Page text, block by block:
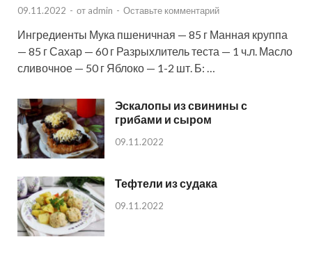
09.11.2022 - от admin - Оставьте комментарий
Ингредиенты Мука пшеничная — 85 г Манная круппа
— 85 г Сахар — 60 г Разрыхлитель теста — 1 ч.л. Масло
сливочное — 50 г Яблоко — 1-2 шт. Б: …
Эскалопы из свинины с
грибами и сыром
09.11.2022
Тефтели из судака
09.11.2022